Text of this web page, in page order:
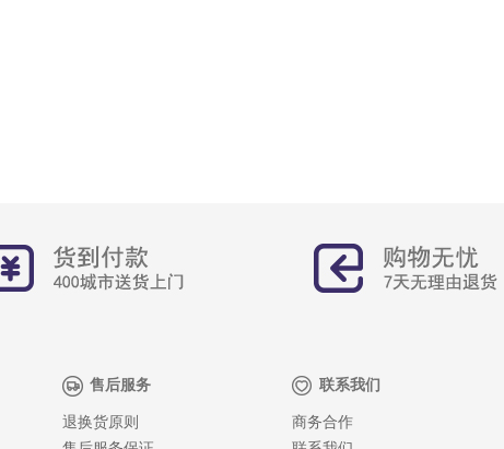
售后服务
退换货原则
联系我们
商务合作